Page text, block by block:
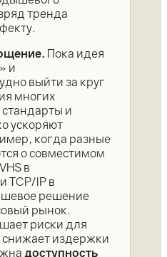
тренда
Пока идея
и
выйти за круг
многих
и
ускоряют
когда разные
о совместимом
в
TCP/IP в
решение
рынок.
риски для
снижает издержки
доступность